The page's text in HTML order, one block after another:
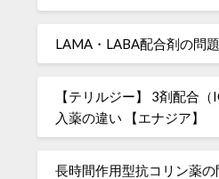
LAMA・LABA配合剤の問題
【テリルジー】 3剤配合
入薬の違い 【エナジア】
長時間作用型抗コリン薬の